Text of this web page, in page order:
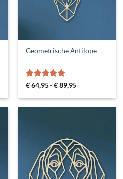
Geometrische Antilope
Gewaardeerd
€64,95-€89,95Prijsklasse:
tot